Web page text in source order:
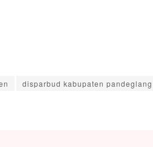
disparbud kabupaten pandeglang